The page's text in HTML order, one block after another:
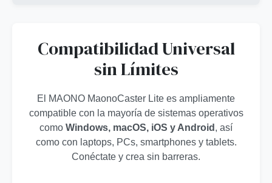
Compatibilidad Universal
sin Límites
El MAONO MaonoCaster Lite es ampliamente
compatible con la mayoría de sistemas operativos
como Windows, macOS, iOS y Android , así
como con laptops, PCs, smartphones y tablets.
Conéctate y crea sin barreras.